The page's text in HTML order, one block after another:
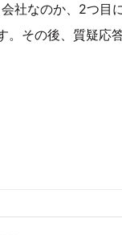
社なのか、2つ目
その後、質疑応